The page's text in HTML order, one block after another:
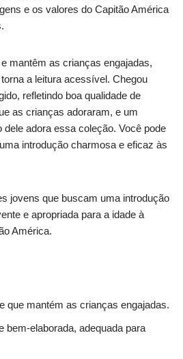
e os valores do Capitão América
mantêm as crianças engajadas,
a leitura acessível. Chegou
refletindo boa qualidade de
as crianças adoraram, e um
dele adora essa coleção. Você pode
introdução charmosa e eficaz às
jovens que buscam uma introdução
e apropriada para a idade à
América.
que mantém as crianças engajadas.
bem-elaborada, adequada para